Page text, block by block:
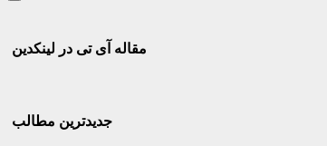
مقاله آی تی در لینکدین
جدیدترین مطالب